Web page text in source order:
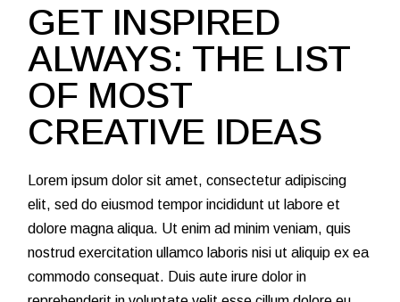
GET INSPIRED
ALWAYS: THE LIST
OF MOST
CREATIVE IDEAS
Lorem ipsum dolor sit amet, consectetur adipiscing
elit, sed do eiusmod tempor incididunt ut labore et
dolore magna aliqua. Ut enim ad minim veniam, quis
nostrud exercitation ullamco laboris nisi ut aliquip ex ea
commodo consequat. Duis aute irure dolor in